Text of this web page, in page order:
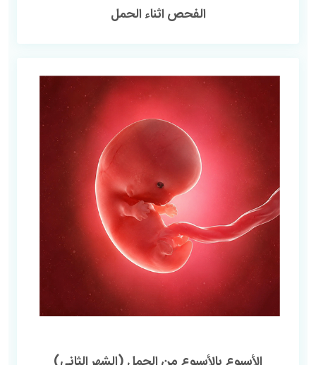
الفحص اثناء الحمل